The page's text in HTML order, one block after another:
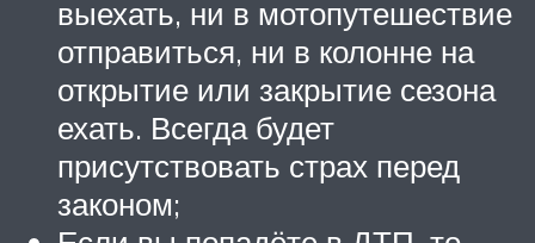
выехать, ни в мотопутешествие
отправиться, ни в колонне на
открытие или закрытие сезона
ехать. Всегда будет
присутствовать страх перед
законом;